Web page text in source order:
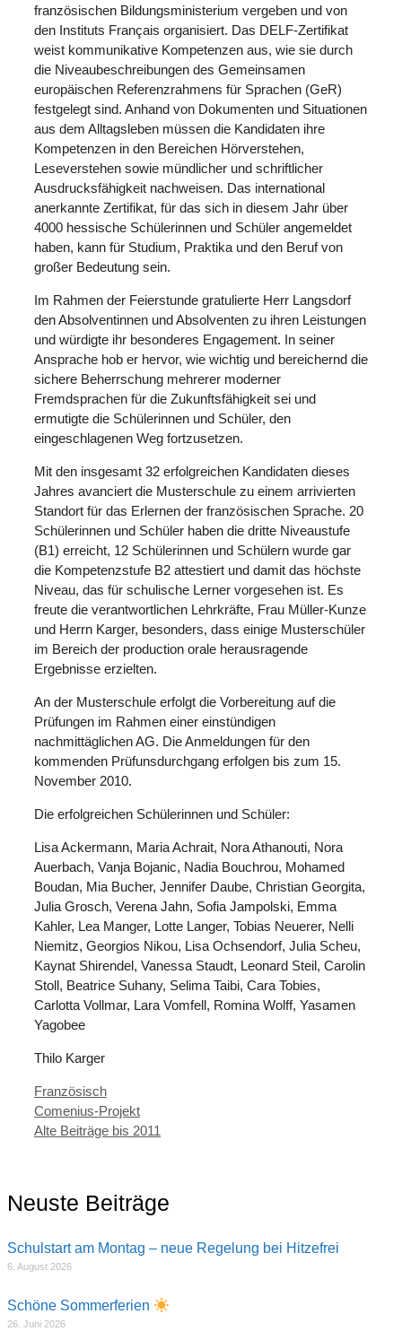
französischen Bildungsministerium vergeben und von
den Instituts Français organisiert. Das DELF-Zertifikat
weist kommunikative Kompetenzen aus, wie sie durch
die Niveaubeschreibungen des Gemeinsamen
europäischen Referenzrahmens für Sprachen (GeR)
festgelegt sind. Anhand von Dokumenten und Situationen
aus dem Alltagsleben müssen die Kandidaten ihre
Kompetenzen in den Bereichen Hörverstehen,
Leseverstehen sowie mündlicher und schriftlicher
Ausdrucksfähigkeit nachweisen. Das international
anerkannte Zertifikat, für das sich in diesem Jahr über
4000 hessische Schülerinnen und Schüler angemeldet
haben, kann für Studium, Praktika und den Beruf von
großer Bedeutung sein.
Im Rahmen der Feierstunde gratulierte Herr Langsdorf
den Absolventinnen und Absolventen zu ihren Leistungen
und würdigte ihr besonderes Engagement. In seiner
Ansprache hob er hervor, wie wichtig und bereichernd die
sichere Beherrschung mehrerer moderner
Fremdsprachen für die Zukunftsfähigkeit sei und
ermutigte die Schülerinnen und Schüler, den
eingeschlagenen Weg fortzusetzen.
Mit den insgesamt 32 erfolgreichen Kandidaten dieses
Jahres avanciert die Musterschule zu einem arrivierten
Standort für das Erlernen der französischen Sprache. 20
Schülerinnen und Schüler haben die dritte Niveaustufe
(B1) erreicht, 12 Schülerinnen und Schülern wurde gar
die Kompetenzstufe B2 attestiert und damit das höchste
Niveau, das für schulische Lerner vorgesehen ist. Es
freute die verantwortlichen Lehrkräfte, Frau Müller-Kunze
und Herrn Karger, besonders, dass einige Musterschüler
im Bereich der production orale herausragende
Ergebnisse erzielten.
An der Musterschule erfolgt die Vorbereitung auf die
Prüfungen im Rahmen einer einstündigen
nachmittäglichen AG. Die Anmeldungen für den
kommenden Prüfunsdurchgang erfolgen bis zum 15.
November 2010.
Die erfolgreichen Schülerinnen und Schüler:
Lisa Ackermann, Maria Achrait, Nora Athanouti, Nora
Auerbach, Vanja Bojanic, Nadia Bouchrou, Mohamed
Boudan, Mia Bucher, Jennifer Daube, Christian Georgita,
Julia Grosch, Verena Jahn, Sofia Jampolski, Emma
Kahler, Lea Manger, Lotte Langer, Tobias Neuerer, Nelli
Niemitz, Georgios Nikou, Lisa Ochsendorf, Julia Scheu,
Kaynat Shirendel, Vanessa Staudt, Leonard Steil, Carolin
Stoll, Beatrice Suhany, Selima Taibi, Cara Tobies,
Carlotta Vollmar, Lara Vomfell, Romina Wolff, Yasamen
Yagobee
Thilo Karger
Kategorien
Französisch
Comenius-Projekt
Alte Beiträge bis 2011
Neuste Beiträge
Schulstart am Montag – neue Regelung bei Hitzefrei
6. August 2026
Schöne Sommerferien
26. Juni 2026